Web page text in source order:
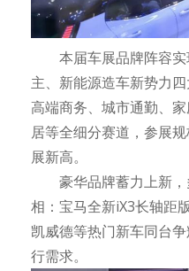
本届车展品牌阵容
主、新能源造车新势力
高端商务、城市通勤、
居等全细分赛道，参展
展新高。
豪华品牌蓄力上新
相：宝马全新iX3长轴距
凯威德等热门新车同台
行需求。